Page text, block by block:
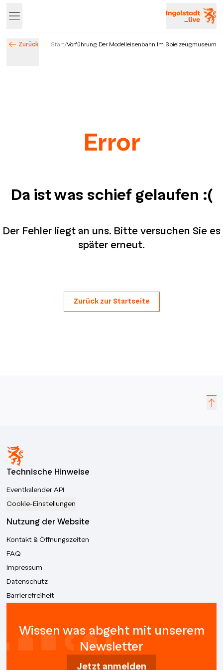
Zurück Start/Vorführung Der Modelleisenbahn Im Spielzeugmuseum
Error
Da ist was schief gelaufen :(
Der Fehler liegt an uns. Bitte versuchen Sie es
später erneut.
Zurück zur Startseite
Technische Hinweise
Eventkalender API
Cookie-Einstellungen
Nutzung der Website
Kontakt & Öffnungszeiten
FAQ
Impressum
Datenschutz
Barrierefreiheit
Wissen was abgeht mit unserem
Newsletter
Jetzt anmelden